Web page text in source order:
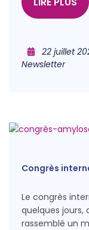
22 juillet
Newsletter
Congrès
Le congrès
quelques
rassemblé un